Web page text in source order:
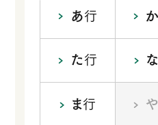
あ行 か
た行 な
ま行 や